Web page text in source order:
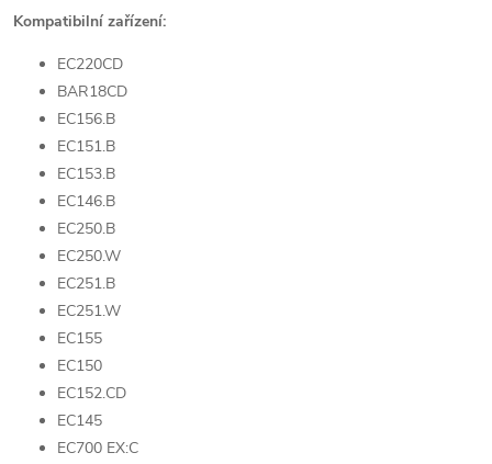
Kompatibilní zařízení:
EC220CD
BAR18CD
EC156.B
EC151.B
EC153.B
EC146.B
EC250.B
EC250.W
EC251.B
EC251.W
EC155
EC150
EC152.CD
EC145
EC700 EX:C